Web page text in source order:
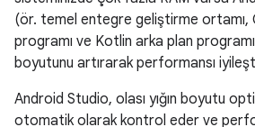
(ör. temel entegre geliştirme ortamı,
programı ve Kotlin arka plan
boyutunu artırarak performansı
Android Studio, olası yığın boyutu
otomatik olarak kontrol eder ve